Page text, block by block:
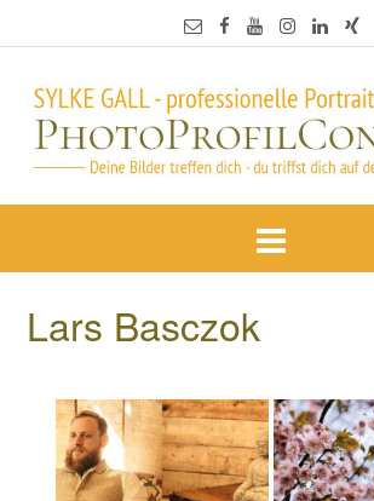
Lars Basczok